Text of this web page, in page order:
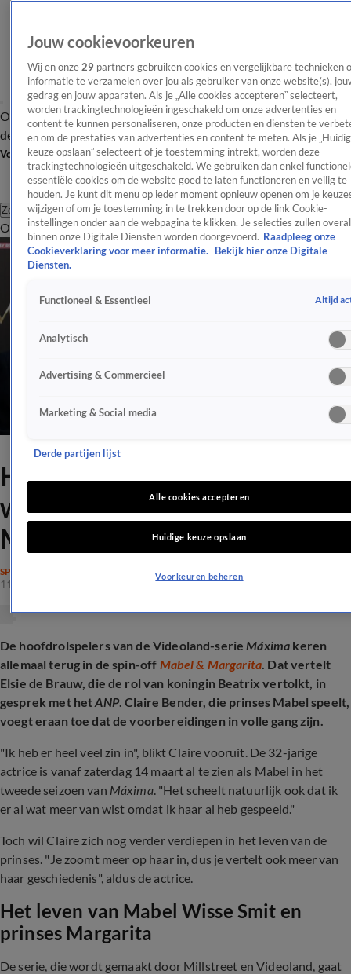
OverzichtAfleveringen Entertainment TV Algemeen
Tip
de redactieNieuwsbrief
Volg Shownieuws
Zoeken
OverzichtEntertainmentSpraakmakendRealityCrimeVideo's
Hoofdrolspelers Máxima
weer te zien in spin-off
Mabel & Margarita
SPRAAKMAKEND
11 mrt 2026, 13:15
De hoofdrolspelers van de Videoland-serieMáxima keren
allemaal terug in de spin-off Mabel & Margarita. Dat vertelt
Elsie de Brauw, die de rol van koningin Beatrix vertolkt, in
gesprek met hetANP. Claire Bender, die prinses Mabel speelt,
voegt eraan toe dat de voorbereidingen in volle gang zijn.
"Ik heb er heel veel zin in", blikt Claire vooruit. De 32-jarige
actrice is vanaf zaterdag 14 maart al te zien als Mabel in het
tweede seizoen van Máxima. "Het scheelt natuurlijk ook dat ik
er al wat meer van wist omdat ik haar al heb gespeeld."
Toch wil Claire zich nog verder verdiepen in het leven van de
prinses. "Je zoomt meer op haar in, dus je vertelt ook meer van
haar geschiedenis", aldus de actrice.
Het leven van Mabel Wisse Smit en
prinses Margarita
De serie, die wordt gemaakt door Millstreet en Videoland, gaat
Jouw cookievoorkeuren
Wij en onze 29 partners gebruiken cookies en vergelijkbare technieken
informatie te verzamelen over jou als gebruiker van onze website(s),
gedrag en jouw apparaten. Als je „Alle cookies accepteren” selecteert,
worden trackingtechnologieën ingeschakeld om onze advertenties en
content te kunnen personaliseren, onze producten en diensten te
en om de prestaties van advertenties en content te meten. Als je
keuze opslaan” selecteert of je toestemming intrekt, worden deze
trackingtechnologieën uitgeschakeld. We gebruiken dan enkel
essentiële cookies om de website goed te laten functioneren en veilig te
houden. Je kunt dit menu op ieder moment opnieuw openen om je
wijzigen of om je toestemming in te trekken door op de link Cookie-
instellingen onder aan de webpagina te klikken. Je selecties zullen overal
binnen onze Digitale Diensten worden doorgevoerd. Raadpleeg onze
Cookieverklaring voor meer informatie.
Bekijk hier onze Digitale
Diensten.
Functioneel & Essentieel Altijd
Analytisch
Advertising & Commercieel
Marketing & Social media
Derde partijen lijst
Alle cookies accepteren
Huidige keuze opslaan
Voorkeuren beheren